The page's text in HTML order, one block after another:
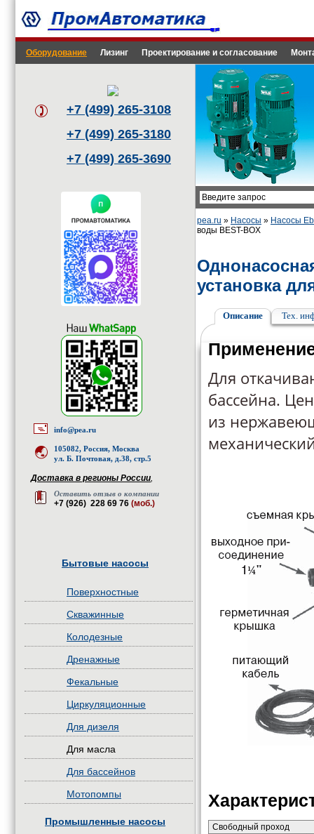
Оборудование Лизинг Проектирование и согласование
+7 (499) 265-3108
+7 (499) 265-3180
+7 (499) 265-3690
info@pea.ru
105082, Россия, Москва
ул. Б. Почтовая, д.38, стр.5
Доставка в регионы России,
Оставить отзыв о компании
+7 (926) 228 69 76 (моб.)
Бытовые насосы
Поверхностные
Скважинные
Колодезные
Дренажные
Фекальные
Циркуляционные
Для дизеля
Для масла
Для бассейнов
Мотопомпы
Промышленные насосы
pea.ru » Насосы » Насосы
воды BEST-BOX
установка
Описание Тех.
Для
бассейна.
из
Свободный проход